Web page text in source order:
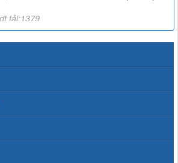
DẪN PHÒNG, CHẨN ĐOÁN VÀ XỬ TRÍ
tải:2316
QĐ-BYT VỀ XỬ LÍ RÁC THẢI Y TẾ
tải:1230
TT-BYT VỀ THUỐC VÀ NGUYÊN
KIỂM SOÁT ĐẶC BIỆT
tải:2044